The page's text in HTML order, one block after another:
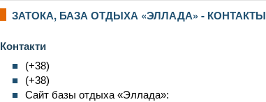
ЗАТОКА, БАЗА ОТДЫХА «ЭЛЛАДА» - КОНТАКТЫ
Контакти
(+38)
(+38)
Сайт базы отдыха «Эллада»: